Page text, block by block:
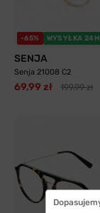
-65% WYSYŁKA 24H
SENJA
Senja 21008 C2
69,99 zł 199,99 zł